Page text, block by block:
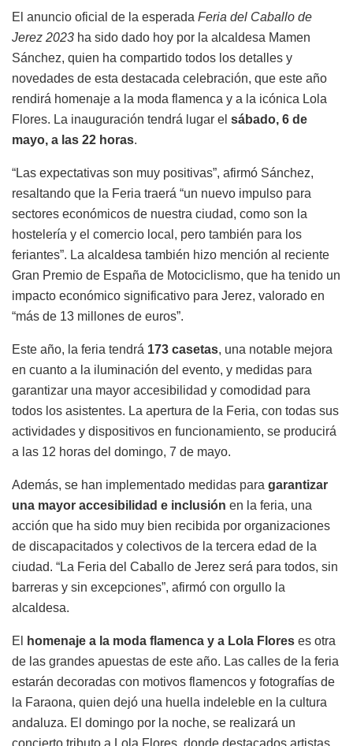
El anuncio oficial de la esperada Feria del Caballo de
Jerez 2023 ha sido dado hoy por la alcaldesa Mamen
Sánchez, quien ha compartido todos los detalles y
novedades de esta destacada celebración, que este año
rendirá homenaje a la moda flamenca y a la icónica Lola
Flores. La inauguración tendrá lugar el sábado, 6 de
mayo, a las 22 horas.
“Las expectativas son muy positivas”, afirmó Sánchez,
resaltando que la Feria traerá “un nuevo impulso para
sectores económicos de nuestra ciudad, como son la
hostelería y el comercio local, pero también para los
feriantes”. La alcaldesa también hizo mención al reciente
Gran Premio de España de Motociclismo, que ha tenido un
impacto económico significativo para Jerez, valorado en
“más de 13 millones de euros”.
Este año, la feria tendrá 173 casetas, una notable mejora
en cuanto a la iluminación del evento, y medidas para
garantizar una mayor accesibilidad y comodidad para
todos los asistentes. La apertura de la Feria, con todas sus
actividades y dispositivos en funcionamiento, se producirá
a las 12 horas del domingo, 7 de mayo.
Además, se han implementado medidas para garantizar
una mayor accesibilidad e inclusión en la feria, una
acción que ha sido muy bien recibida por organizaciones
de discapacitados y colectivos de la tercera edad de la
ciudad. “La Feria del Caballo de Jerez será para todos, sin
barreras y sin excepciones”, afirmó con orgullo la
alcaldesa.
El homenaje a la moda flamenca y a Lola Flores es otra
de las grandes apuestas de este año. Las calles de la feria
estarán decoradas con motivos flamencos y fotografías de
la Faraona, quien dejó una huella indeleble en la cultura
andaluza. El domingo por la noche, se realizará un
concierto tributo a Lola Flores, donde destacados artistas